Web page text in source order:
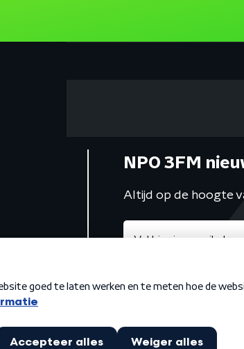
NPO 3FM
Altijd op de hoogte